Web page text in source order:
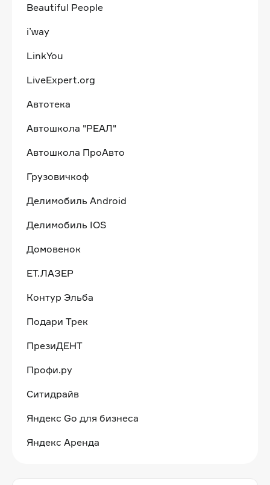
Beautiful People
i’way
LinkYou
LiveExpert.org
Автотека
Автошкола "РЕАЛ"
Автошкола ПроАвто
Грузовичкоф
Делимобиль Android
Делимобиль IOS
Домовенок
ЕТ.ЛАЗЕР
Контур Эльба
Подари Трек
ПрезиДЕНТ
Профи.ру
Ситидрайв
Яндекс Go для бизнеса
Яндекс Аренда